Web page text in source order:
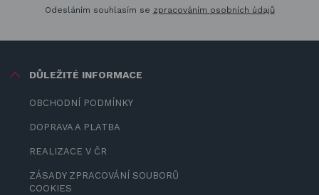
Odesláním souhlasím se zpracováním osobních údajů
DŮLEŽITÉ INFORMACE
OBCHODNÍ PODMÍNKY
DOPRAVA A PLATBA
REALIZACE V ČR
ZÁSADY ZPRACOVÁNÍ SOUBORŮ
COOKIES